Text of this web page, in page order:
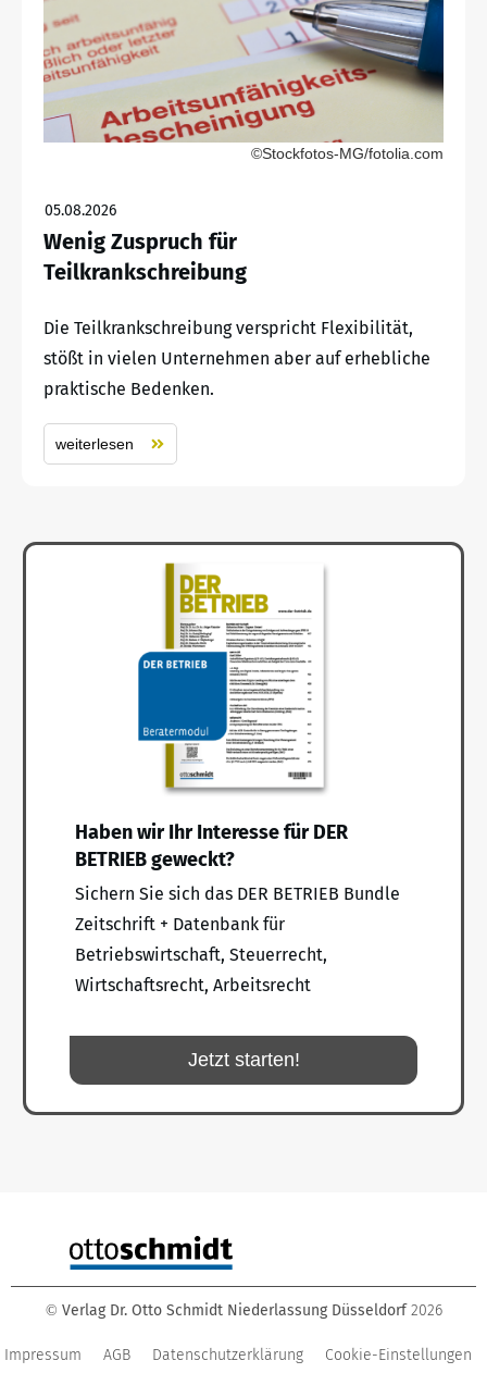
©Stockfotos-MG/fotolia.com
05.08.2026
Wenig Zuspruch für
Teilkrankschreibung
Die Teilkrankschreibung verspricht Flexibilität,
stößt in vielen Unternehmen aber auf erhebliche
praktische Bedenken.
weiterlesen
Haben wir Ihr Interesse für DER
BETRIEB geweckt?
Sichern Sie sich das DER BETRIEB Bundle
Zeitschrift + Datenbank für
Betriebswirtschaft, Steuerrecht,
Wirtschaftsrecht, Arbeitsrecht
Jetzt starten!
© Verlag Dr. Otto Schmidt Niederlassung Düsseldorf 2026
Impressum AGB Datenschutzerklärung Cookie-Einstellungen